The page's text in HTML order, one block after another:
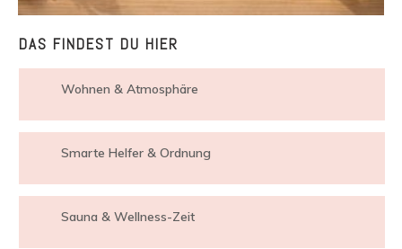
DAS FINDEST DU HIER
Wohnen & Atmosphäre
Smarte Helfer & Ordnung
Sauna & Wellness-Zeit